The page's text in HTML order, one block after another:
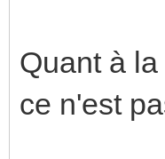
Quant à
ce n'est